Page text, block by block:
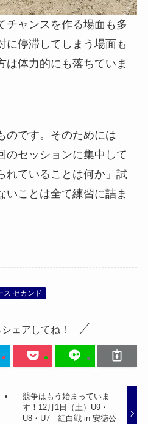
チャンスを作る場面も多
に停滞してしまう場面も
は体力的にも落ちていま
のです。そのためには
のセッションに集中して
れていることは何か」試
いことは全て練習に詰ま
ス セカンド
ェアしてね！
競争はもう始まっていま
す！12月1日（土）U9・
U8・U7 紅白戦 in 安徳公